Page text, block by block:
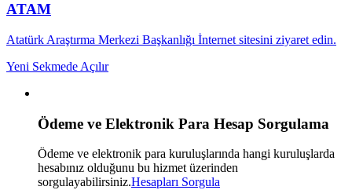
ATAM
Atatürk Araştırma Merkezi Başkanlığı İnternet sitesini ziyaret edin.
Yeni Sekmede Açılır
Ödeme ve Elektronik Para Hesap Sorgulama
Ödeme ve elektronik para kuruluşlarında hangi kuruluşlarda
hesabınız olduğunu bu hizmet üzerinden
sorgulayabilirsiniz.Hesapları Sorgula